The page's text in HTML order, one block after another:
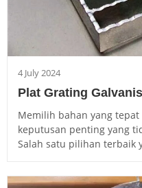
4 July 2024
Plat Grating
Memilih bahan yang
keputusan penting yang
Salah satu pilihan terbaik